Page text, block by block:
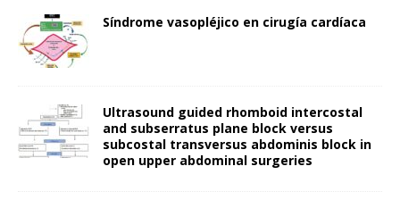
Síndrome vasopléjico en cirugía cardíaca
Ultrasound guided rhomboid intercostal
and subserratus plane block versus
subcostal transversus abdominis block in
open upper abdominal surgeries